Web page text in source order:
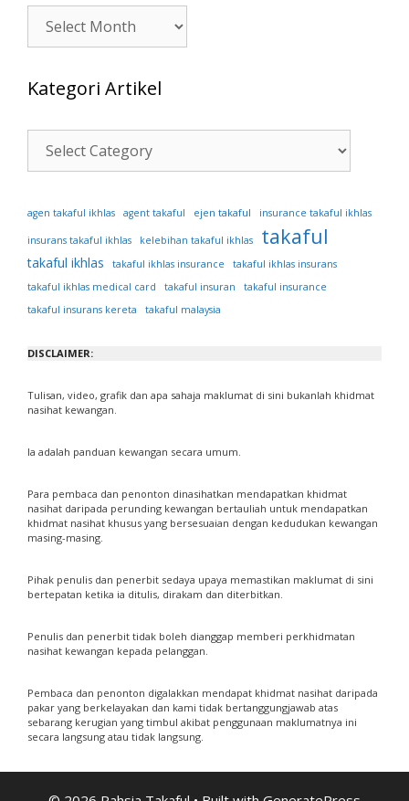
Artikel
Kategori Artikel
Kategori
Artikel
agen takaful ikhlas agent takaful ejen takaful insurance takaful ikhlas
insurans takaful ikhlas kelebihan takaful ikhlas takaful
takaful ikhlas takaful ikhlas insurance
takaful ikhlas insurans
takaful ikhlas medical card
takaful insuran
takaful insurance
takaful insurans kereta
takaful malaysia
DISCLAIMER:
Tulisan, video, grafik dan apa sahaja maklumat di sini bukanlah khidmat
nasihat kewangan.
Ia adalah panduan kewangan secara umum.
Para pembaca dan penonton dinasihatkan mendapatkan khidmat
nasihat daripada perunding kewangan bertauliah untuk mendapatkan
khidmat nasihat khusus yang bersesuaian dengan kedudukan kewangan
masing-masing.
Pihak penulis dan penerbit sedaya upaya memastikan maklumat di sini
bertepatan ketika ia ditulis, dirakam dan diterbitkan.
Penulis dan penerbit tidak boleh dianggap memberi perkhidmatan
nasihat kewangan kepada pelanggan.
Pembaca dan penonton digalakkan mendapat khidmat nasihat daripada
pakar yang berkelayakan dan kami tidak bertanggungjawab atas
sebarang kerugian yang timbul akibat penggunaan maklumatnya ini
secara langsung atau tidak langsung.